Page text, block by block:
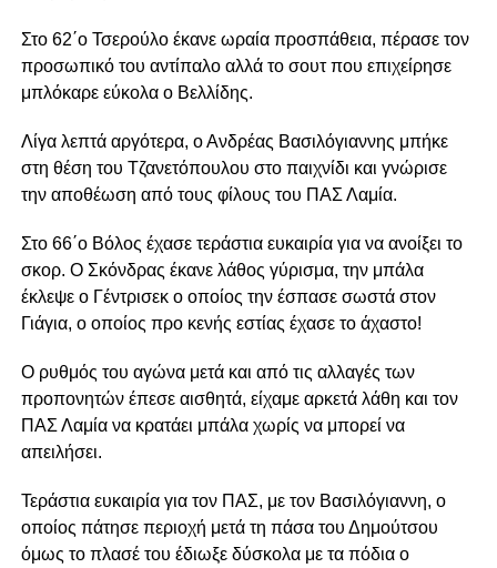
Στο 62΄ο Τσερούλο έκανε ωραία προσπάθεια, πέρασε τον
προσωπικό του αντίπαλο αλλά το σουτ που επιχείρησε
μπλόκαρε εύκολα ο Βελλίδης.
Λίγα λεπτά αργότερα, ο Ανδρέας Βασιλόγιαννης μπήκε
στη θέση του Τζανετόπουλου στο παιχνίδι και γνώρισε
την αποθέωση από τους φίλους του ΠΑΣ Λαμία.
Στο 66΄ο Βόλος έχασε τεράστια ευκαιρία για να ανοίξει το
σκορ. Ο Σκόνδρας έκανε λάθος γύρισμα, την μπάλα
έκλεψε ο Γέντρισεκ ο οποίος την έσπασε σωστά στον
Γιάγια, ο οποίος προ κενής εστίας έχασε το άχαστο!
Ο ρυθμός του αγώνα μετά και από τις αλλαγές των
προπονητών έπεσε αισθητά, είχαμε αρκετά λάθη και τον
ΠΑΣ Λαμία να κρατάει μπάλα χωρίς να μπορεί να
απειλήσει.
Τεράστια ευκαιρία για τον ΠΑΣ, με τον Βασιλόγιαννη, ο
οποίος πάτησε περιοχή μετά τη πάσα του Δημούτσου
όμως το πλασέ του έδιωξε δύσκολα με τα πόδια ο